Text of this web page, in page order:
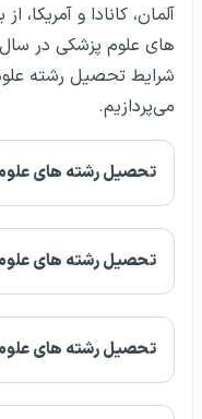
آلمان، کانادا و
شرایط تحصیل رشته
می‌پردازیم.
تحصیل رشته های علوم
تحصیل رشته های علوم
تحصیل رشته های